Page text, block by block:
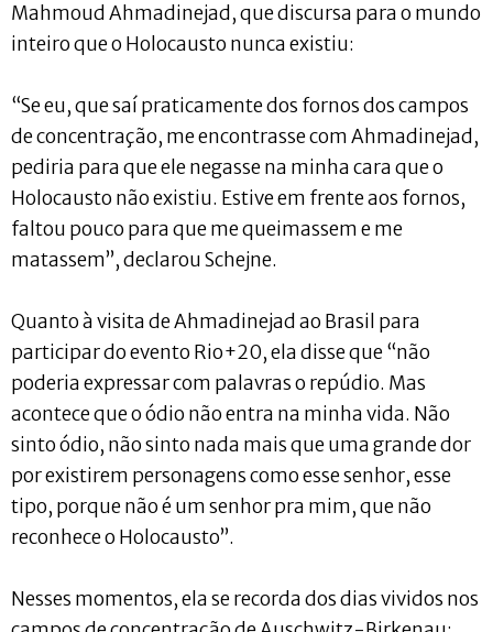
Mahmoud Ahmadinejad, que discursa para o mundo
inteiro que o Holocausto nunca existiu:
“Se eu, que saí praticamente dos fornos dos campos
de concentração, me encontrasse com Ahmadinejad,
pediria para que ele negasse na minha cara que o
Holocausto não existiu. Estive em frente aos fornos,
faltou pouco para que me queimassem e me
matassem”, declarou Schejne.
Quanto à visita de Ahmadinejad ao Brasil para
participar do evento Rio+20, ela disse que “não
poderia expressar com palavras o repúdio. Mas
acontece que o ódio não entra na minha vida. Não
sinto ódio, não sinto nada mais que uma grande dor
por existirem personagens como esse senhor, esse
tipo, porque não é um senhor pra mim, que não
reconhece o Holocausto”.
Nesses momentos, ela se recorda dos dias vividos nos